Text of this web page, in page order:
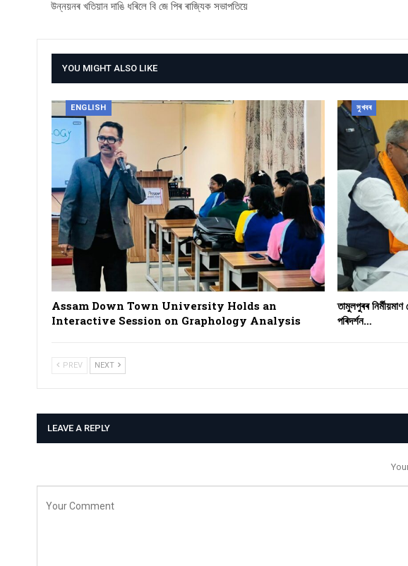
উন্নয়নৰ খতিয়ান দাঙি ধৰিলে বি জে পিৰ ৰাজ্যিক সভাপতিয়ে
YOU MIGHT ALSO LIKE
ENGLISH
Assam Down Town University Holds an
Interactive Session on Graphology Analysis
সুখবৰ
তামুলপুৰৰ
পৰিদৰ্শন…
PREV NEXT
LEAVE A REPLY